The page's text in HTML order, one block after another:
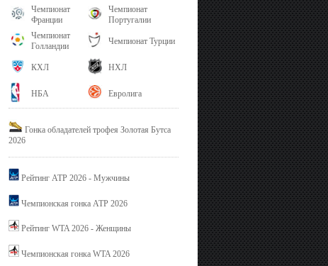
Чемпионат
Франции
Чемпионат
Португалии
Чемпионат
Голландии
Чемпионат Турции
КХЛ НХЛ
НБА Евролига
Гонка обладателей трофея Золотая Бутса
2026
Рейтинг ATP 2026 - Мужчины
Чемпионская гонка ATP 2026
Рейтинг WTA 2026 - Женщины
Чемпионская гонка WTA 2026